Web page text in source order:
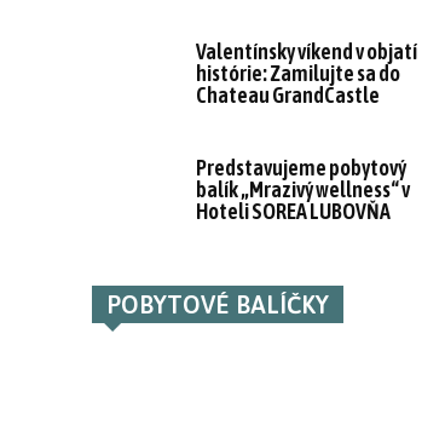
Valentínsky víkend v objatí
histórie: Zamilujte sa do
Chateau GrandCastle
Predstavujeme pobytový
balík „Mrazivý wellness“ v
Hoteli SOREA LUBOVŇA
POBYTOVÉ BALÍČKY